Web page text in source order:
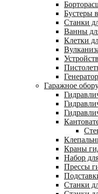
Бустеры
Станки
Ванны
Клетки
Гаражное
Краны
Набор
Прессы
Станки